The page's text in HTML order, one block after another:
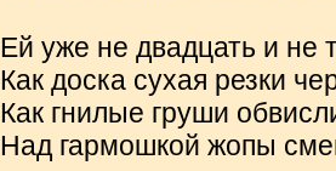
Ей уже не двадцать и не
Как доска сухая резки
Как гнилые груши
Над гармошкой жопы